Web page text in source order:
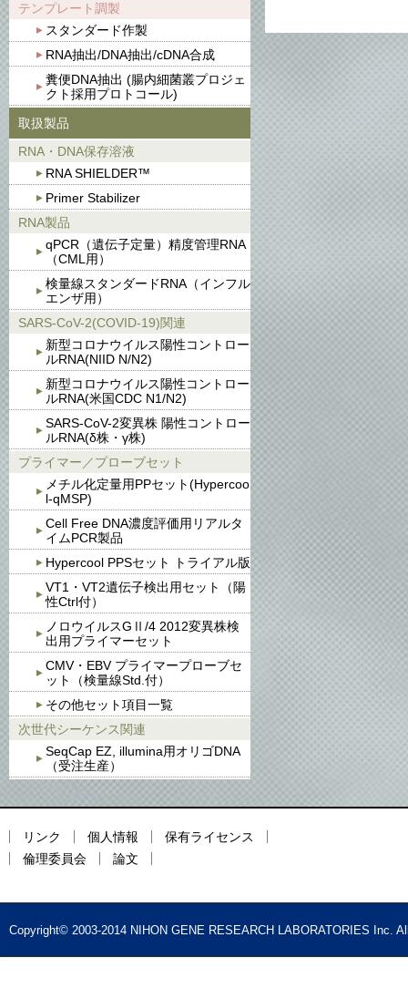
テンプレート調製
スタンダード作製
RNA抽出/DNA抽出/cDNA合成
糞便DNA抽出 (腸内細菌叢プロジェ
クト採用プロトコール)
取扱製品
RNA・DNA保存溶液
RNA SHIELDER™
Primer Stabilizer
RNA製品
qPCR（遺伝子定量）精度管理RNA
（CML用）
検量線スタンダードRNA（インフル
エンザ用）
SARS-CoV-2(COVID-19)関連
新型コロナウイルス陽性コントロー
ルRNA(NIID N/N2)
新型コロナウイルス陽性コントロー
ルRNA(米国CDC N1/N2)
SARS-CoV-2変異株 陽性コントロー
ルRNA(δ株・γ株)
プライマー／プローブセット
メチル化定量用PPセット(Hypercoo
l-qMSP)
Cell Free DNA濃度評価用リアルタ
イムPCR製品
Hypercool PPSセット トライアル版
VT1・VT2遺伝子検出用セット（陽
性Ctrl付）
ノロウイルスGⅡ/4 2012変異株検
出用プライマーセット
CMV・EBV プライマープローブセ
ット（検量線Std.付）
その他セット項目一覧
次世代シーケンス関連
SeqCap EZ, illumina用オリゴDNA
（受注生産）
リンク 個人情報
保有ライセンス
倫理委員会
論文
Copyright© 2003-2014 NIHON GENE RESEARCH LABORATORIES Inc.